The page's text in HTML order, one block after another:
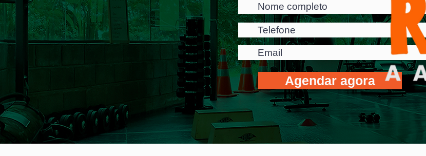
Agendar agora